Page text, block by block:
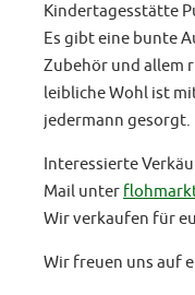
Kindertagesstätte
Es gibt eine bunte
Zubehör und allem
leibliche Wohl ist
jedermann gesorgt.
Interessierte
Mail unter
Wir verkaufen für
Wir freuen uns auf